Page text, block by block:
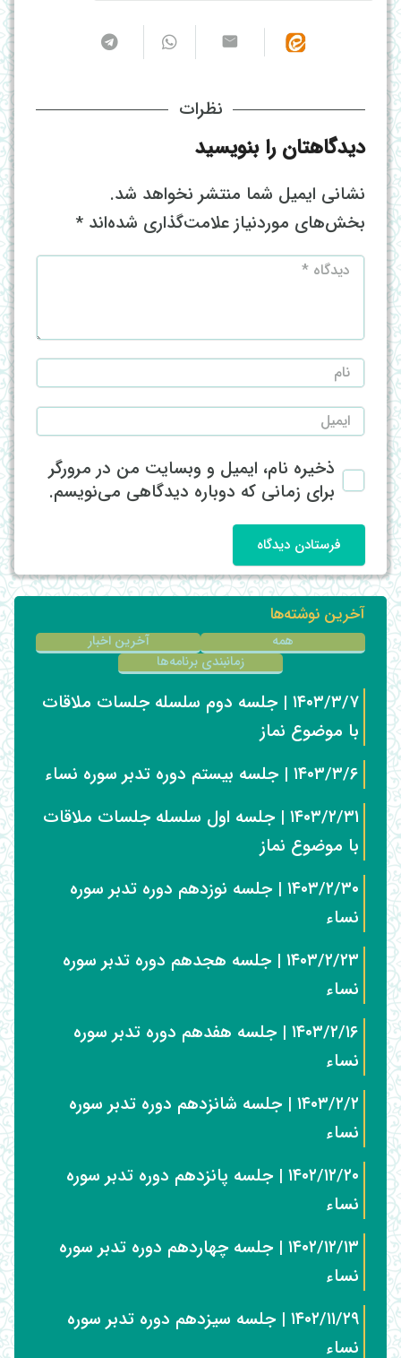
نظرات
دیدگاهتان را بنویسید
نشانی ایمیل شما منتشر نخواهد شد.
بخش‌های موردنیاز علامت‌گذاری شده‌اند *
ذخیره نام، ایمیل و وبسایت من در مرورگر
برای زمانی که دوباره دیدگاهی می‌نویسم.
فرستادن دیدگاه
آخرین نوشته‌ها
همه
آخرین اخبار
زمانبندی برنامه‌ها
۱۴۰۳/۳/۷ | جلسه دوم سلسله جلسات ملاقات
با موضوع نماز
۱۴۰۳/۳/۶ | جلسه بیستم دوره تدبر سوره نساء
۱۴۰۳/۲/۳۱ | جلسه اول سلسله جلسات ملاقات
با موضوع نماز
۱۴۰۳/۲/۳۰ | جلسه نوزدهم دوره تدبر سوره
نساء
۱۴۰۳/۲/۲۳ | جلسه هجدهم دوره تدبر سوره
نساء
۱۴۰۳/۲/۱۶ | جلسه هفدهم دوره تدبر سوره
نساء
۱۴۰۳/۲/۲ | جلسه شانزدهم دوره تدبر سوره
نساء
۱۴۰۲/۱۲/۲۰ | جلسه پانزدهم دوره تدبر سوره
نساء
۱۴۰۲/۱۲/۱۳ | جلسه چهاردهم دوره تدبر سوره
نساء
۱۴۰۲/۱۱/۲۹ | جلسه سیزدهم دوره تدبر سوره
نساء